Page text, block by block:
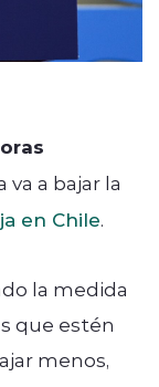
a bajar la
en Chile.
la medida
que estén
menos,